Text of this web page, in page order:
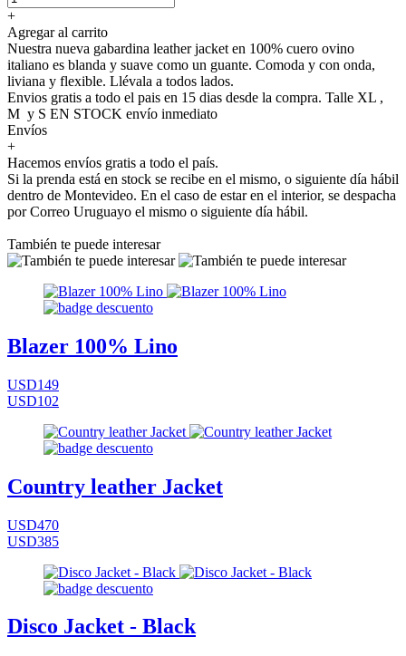
+
Agregar al carrito
Nuestra nueva gabardina leather jacket en 100% cuero ovino
italiano es blanda y suave como un guante. Comoda y con onda,
liviana y flexible. Llévala a todos lados.
Envios gratis a todo el pais en 15 dias desde la compra. Talle XL ,
M y S EN STOCK envío inmediato
Envíos
+
Hacemos envíos gratis a todo el país.
Si la prenda está en stock se recibe en el mismo, o siguiente día hábil
dentro de Montevideo. En el caso de estar en el interior, se despacha
por Correo Uruguayo el mismo o siguiente día hábil.
También te puede interesar
Blazer 100% Lino
USD149
USD102
Country leather Jacket
USD470
USD385
Disco Jacket - Black